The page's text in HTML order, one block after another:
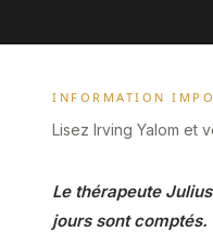
INFORMATION
Lisez Irving Yalom et
Le thérapeute
jours sont comptés.